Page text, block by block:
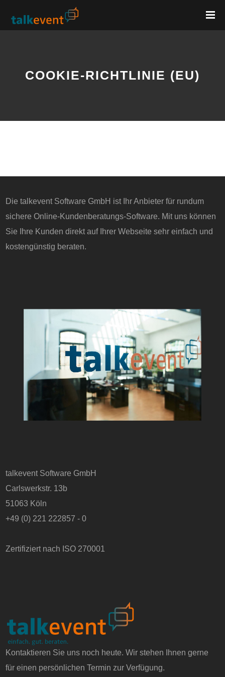
COOKIE-RICHTLINIE (EU)
Die talkevent Software GmbH ist Ihr Anbieter für rundum
sichere Online-Kundenberatungs-Software. Mit uns können
Sie Ihre Kunden direkt auf Ihrer Webseite sehr einfach und
kostengünstig beraten.
talkevent Software GmbH
Carlswerkstr. 13b
51063 Köln
+49 (0) 221 222857 - 0
Zertifiziert nach ISO 270001
Kontaktieren Sie uns noch heute. Wir stehen Ihnen gerne
für einen persönlichen Termin zur Verfügung.